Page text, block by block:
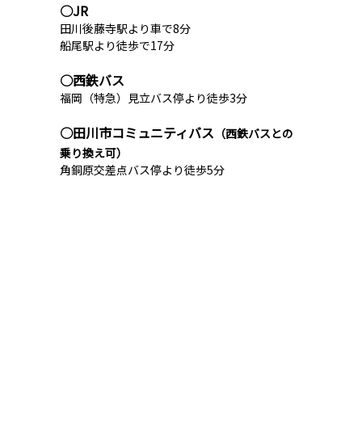
○JR
田川後藤寺駅より車で8分
船尾駅より徒歩で17分
○西鉄バス
福岡（特急）見立バス停より徒歩3分
○田川市コミュニティバス （西鉄バスとの
乗り換え可）
角銅原交差点バス停より徒歩5分